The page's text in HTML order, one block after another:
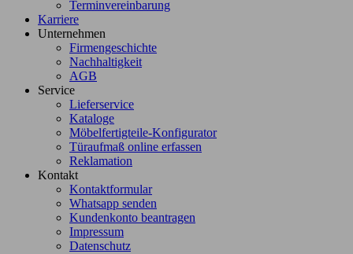
Terminvereinbarung
Karriere
Unternehmen
Firmengeschichte
Nachhaltigkeit
AGB
Service
Lieferservice
Kataloge
Möbelfertigteile-Konfigurator
Türaufmaß online erfassen
Reklamation
Kontakt
Kontaktformular
Whatsapp senden
Kundenkonto beantragen
Impressum
Datenschutz